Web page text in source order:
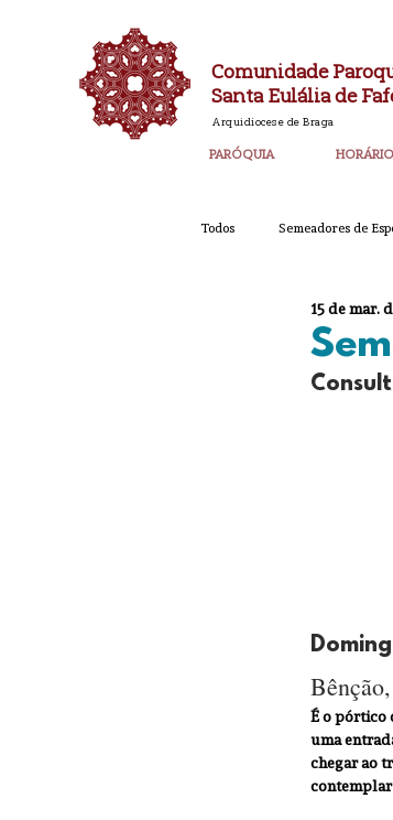
Comunidade
Santa Eulália de
Arquidiocese de Braga
PARÓQUIA
Todos Semeadores de
Ano
15 de mar.
É o pórtico
uma
chegar ao
contemplar